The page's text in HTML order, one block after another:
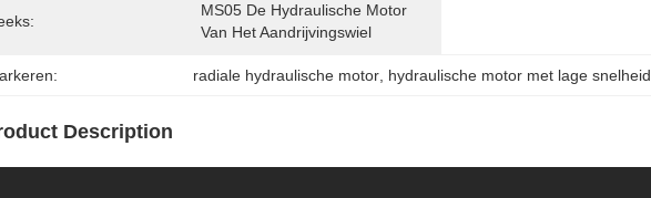
MS05 De Hydraulische Motor
Van Het Aandrijvingswiel
radiale hydraulische motor hydraulische motor met lage snelheid
Description